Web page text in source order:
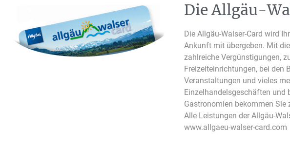
Die Allgäu-
Die Allgäu-Walser-Card wird
Ankunft mit übergeben. Mit
zahlreiche Vergünstigungen,
Freizeiteinrichtungen, bei den
Veranstaltungen und vieles
Einzelhandelsgeschäften und
Gastronomien bekommen Sie
Alle Leistungen der Allgäu-
www.allgaeu-walser-card.com